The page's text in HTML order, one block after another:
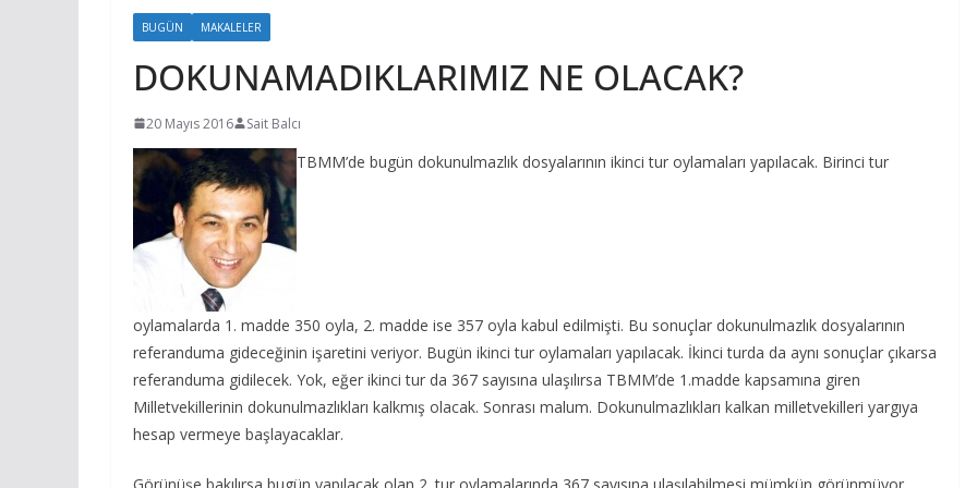
BUGÜN MAKALELER
DOKUNAMADIKLARIMIZ NE OLACAK?
20 Mayıs 2016 Sait Balcı
TBMM’de bugün dokunulmazlık dosyalarının ikinci tur oylamaları yapılacak. Birinci tur
oylamalarda 1. madde 350 oyla, 2. madde ise 357 oyla kabul edilmişti. Bu sonuçlar dokunulmazlık dosyalarının
referanduma gideceğinin işaretini veriyor. Bugün ikinci tur oylamaları yapılacak. İkinci turda da aynı sonuçlar çıkarsa
referanduma gidilecek. Yok, eğer ikinci tur da 367 sayısına ulaşılırsa TBMM’de 1.madde kapsamına giren
Milletvekillerinin dokunulmazlıkları kalkmış olacak. Sonrası malum. Dokunulmazlıkları kalkan milletvekilleri yargıya
hesap vermeye başlayacaklar.